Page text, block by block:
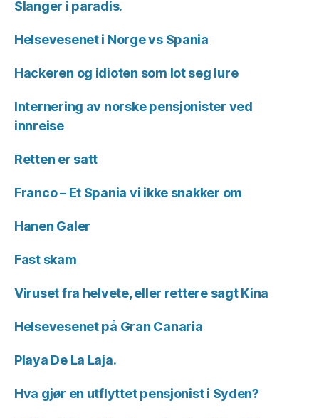
Slanger i paradis.
Helsevesenet i Norge vs Spania
Hackeren og idioten som lot seg lure
Internering av norske pensjonister ved
innreise
Retten er satt
Franco – Et Spania vi ikke snakker om
Hanen Galer
Fast skam
Viruset fra helvete, eller rettere sagt Kina
Helsevesenet på Gran Canaria
Playa De La Laja.
Hva gjør en utflyttet pensjonist i Syden?